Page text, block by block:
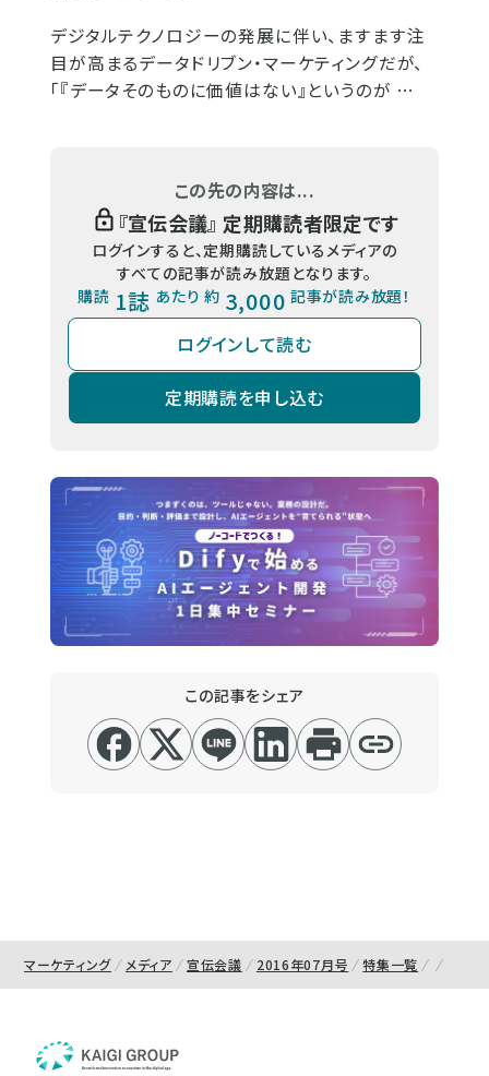
デジタルテクノロジーの発展に伴い、ますます注
目が高まるデータドリブン・マーケティングだが、
「『データそのものに価値はない』というのが …
この先の内容は...
『宣伝会議』 定期購読者限定です
ログインすると、定期購読しているメディアの
すべての記事が読み放題となります。
購読 1誌 あたり 約 3,000 記事が読み放題！
ログインして読む
定期購読を申し込む
この記事をシェア
マーケティング メディア 宣伝会議 2016年07月号 特集一覧